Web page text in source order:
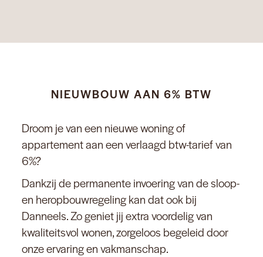
NIEUWBOUW AAN 6% BTW
Droom je van een nieuwe woning of
appartement aan een verlaagd btw-tarief van
6%?
Dankzij de permanente invoering van de sloop-
en heropbouwregeling kan dat ook bij
Danneels. Zo geniet jij extra voordelig van
kwaliteitsvol wonen, zorgeloos begeleid door
onze ervaring en vakmanschap.